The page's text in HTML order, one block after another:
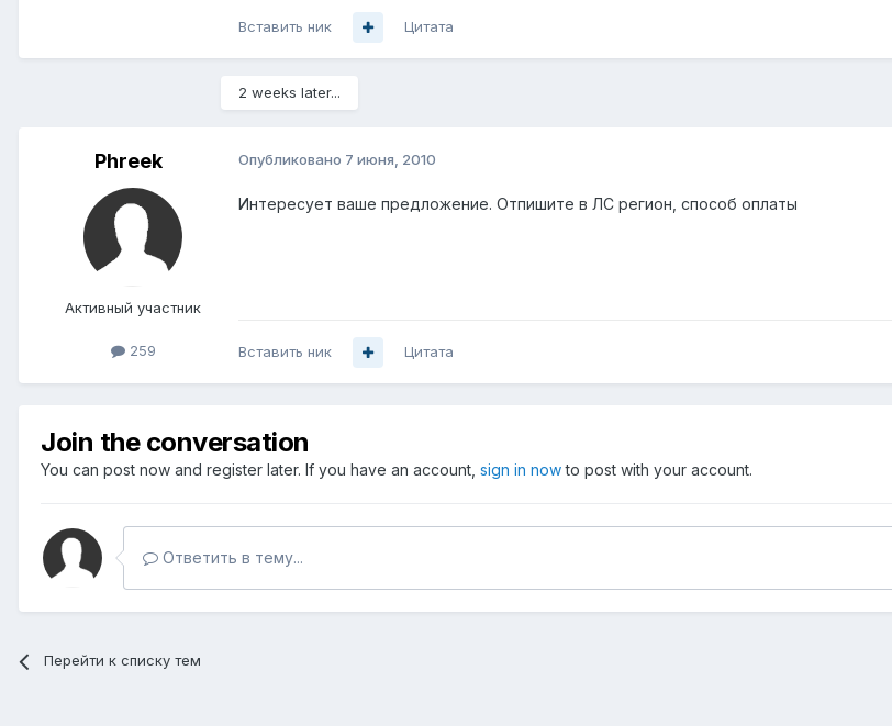
Вставить ник Цитата
2 weeks later...
Phreek
Активный участник
259
Опубликовано 7 июня, 2010
Интересует ваше предложение. Отпишите в ЛС регион, способ оплаты
Вставить ник Цитата
Join the conversation
You can post now and register later. If you have an account, sign in nowto post with your account.
Ответить в тему...
Перейти к списку тем